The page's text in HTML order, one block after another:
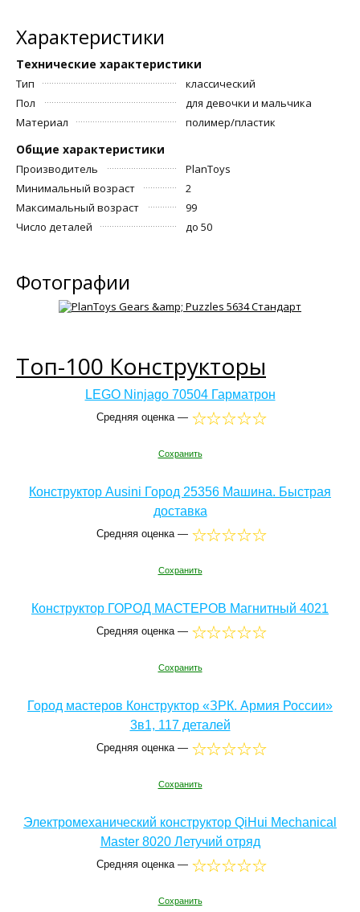
Характеристики
Технические характеристики
Тип
классический
Пол
для девочки и мальчика
Материал
полимер/пластик
Общие характеристики
Производитель
PlanToys
Минимальный возраст
2
Максимальный возраст
99
Число деталей
до 50
Фотографии
Топ-100 Конструкторы
LEGO Ninjago 70504 Гарматрон
Средняя оценка —
Сохранить
Конструктор Ausini Город 25356 Машина. Быстрая
доставка
Средняя оценка —
Сохранить
Конструктор ГОРОД МАСТЕРОВ Магнитный 4021
Средняя оценка —
Сохранить
Город мастеров Конструктор «ЗРК. Армия России»
3в1, 117 деталей
Средняя оценка —
Сохранить
Электромеханический конструктор QiHui Mechanical
Master 8020 Летучий отряд
Средняя оценка —
Сохранить